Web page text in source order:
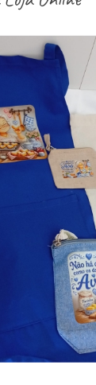
/ Sacos /
dia dos